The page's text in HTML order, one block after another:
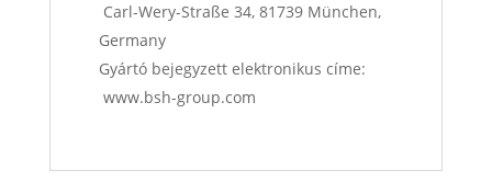
Carl-Wery-Straße 34, 81739 München,
Germany
Gyártó bejegyzett elektronikus címe:
www.bsh-group.com